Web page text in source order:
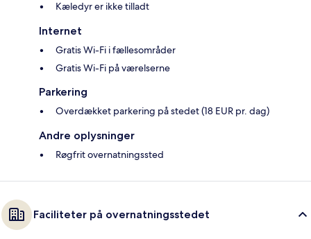
Kæledyr er ikke tilladt
Internet
Gratis Wi-Fi i fællesområder
Gratis Wi-Fi på værelserne
Parkering
Overdækket parkering på stedet (18 EUR pr. dag)
Andre oplysninger
Røgfrit overnatningssted
Faciliteter på overnatningsstedet